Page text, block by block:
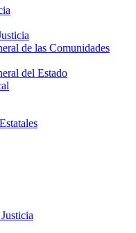
de las Comunidades
del Estado